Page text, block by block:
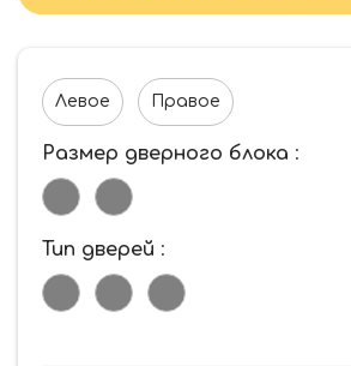
Левое Правое
Размер дверного блока :
Тип дверей :